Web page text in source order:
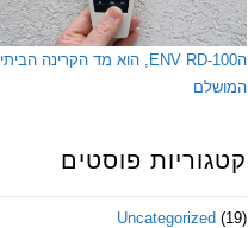
הENV RD-100, הוא מד הקרינה הביתי
המושלם
קטגוריות פוסטים
Uncategorized (19)